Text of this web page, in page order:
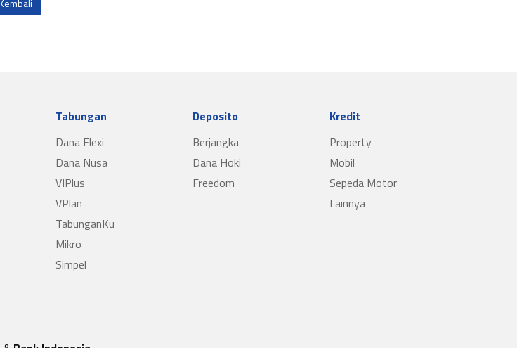
Tabungan
Dana Flexi
Dana Nusa
VIPlus
VPlan
TabunganKu
Mikro
Simpel
Deposito
Berjangka
Dana Hoki
Freedom
Kredit
Property
Mobil
Sepeda Motor
Lainnya